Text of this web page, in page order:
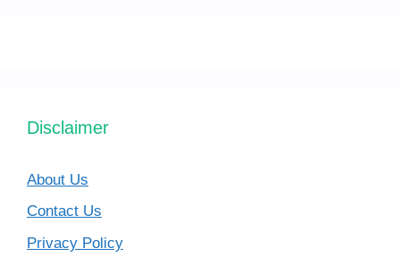
Disclaimer
About Us
Contact Us
Privacy Policy